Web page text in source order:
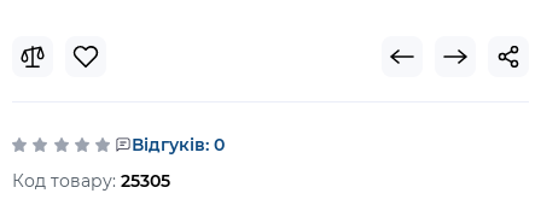
Відгуків: 0
Код товару: 25305